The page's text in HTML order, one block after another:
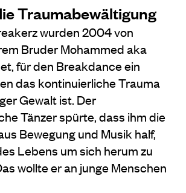
Traumabewältigung
wurden 2004 von
Bruder Mohammed aka
für den Breakdance ein
das kontinuierliche Trauma
Gewalt ist. Der
Tänzer spürte, dass ihm die
Bewegung und Musik half,
Lebens um sich herum zu
wollte er an junge Menschen